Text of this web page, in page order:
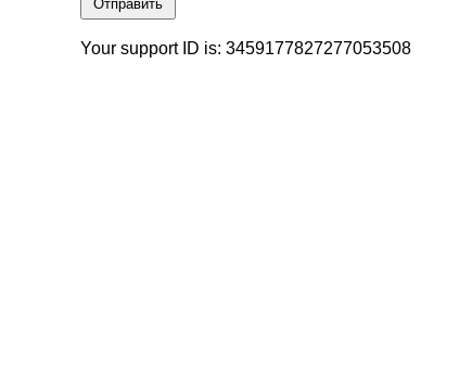
Отправить
Your support ID is: 3459177827277053508